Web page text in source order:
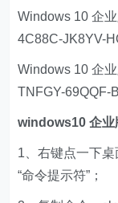
Windows 10 企
4C88C-JK8YV-
Windows 10 企
TNFGY-69QQF-
windows10 企业
1、右键点一下
“命令提示符”；